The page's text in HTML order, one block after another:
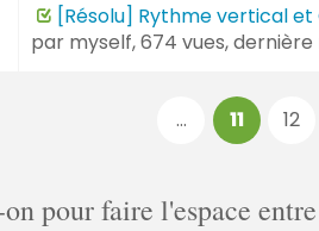
[Résolu] Rythme vertical et
par myself, 674 vues,
... 11 12
pour faire l'espace